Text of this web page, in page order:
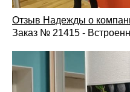
Отзыв Надежды о
Заказ № 21415 -